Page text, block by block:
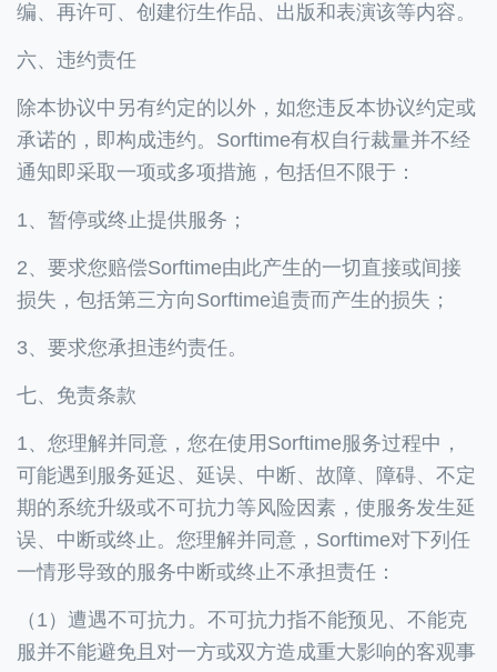
编、再许可、创建衍生作品、出版和表演该等内容。
六、违约责任
除本协议中另有约定的以外，如您违反本协议约定或
承诺的，即构成违约。Sorftime有权自行裁量并不经
通知即采取一项或多项措施，包括但不限于：
1、暂停或终止提供服务；
2、要求您赔偿Sorftime由此产生的一切直接或间接
损失，包括第三方向Sorftime追责而产生的损失；
3、要求您承担违约责任。
七、免责条款
1、您理解并同意，您在使用Sorftime服务过程中，
可能遇到服务延迟、延误、中断、故障、障碍、不定
期的系统升级或不可抗力等风险因素，使服务发生延
误、中断或终止。您理解并同意，Sorftime对下列任
一情形导致的服务中断或终止不承担责任：
（1）遭遇不可抗力。不可抗力指不能预见、不能克
服并不能避免且对一方或双方造成重大影响的客观事